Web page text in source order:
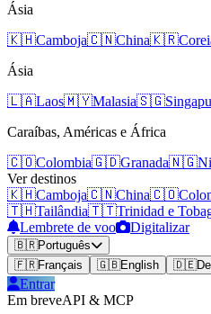
Ásia
🇰🇭Camboja🇨🇳China🇰🇷
Ásia
🇱🇦Laos🇲🇾Malasia🇸🇬
Caraíbas, Américas e África
🇨🇴Colombia🇬🇩Granada🇳🇬
Ver destinos
🇰🇭Camboja🇨🇳China🇨🇴
🇹🇭Tailândia🇹🇹Trinidad e
Lembrete de voo
Digitalizar
🇧🇷Português
🇫🇷Français 🇬🇧English 🇩🇪
Entrar
Em breveAPI & MCP